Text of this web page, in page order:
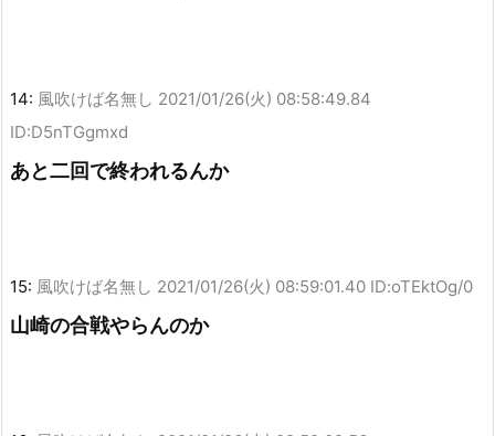
14: 風吹けば名無し 2021/01/26(火) 08:58:49.84
ID:D5nTGgmxd
あと二回で終われるんか
15: 風吹けば名無し 2021/01/26(火) 08:59:01.40 ID:oTEktOg/0
山崎の合戦やらんのか